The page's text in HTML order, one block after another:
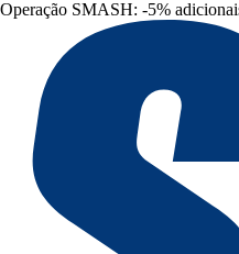
Operação SMASH: -5%